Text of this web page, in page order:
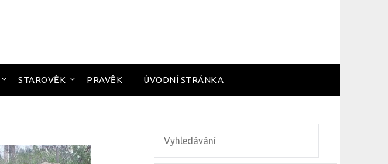
STAROVĚK PRAVĚK ÚVODNÍ STRÁNKA